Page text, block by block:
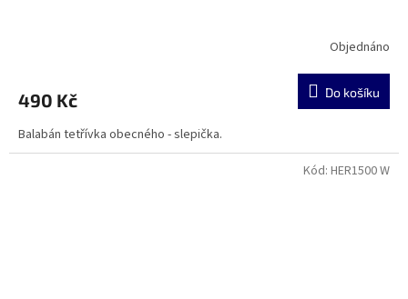
Objednáno
490 Kč Do košíku
Balabán tetřívka obecného - slepička.
Kód: HER1500 W